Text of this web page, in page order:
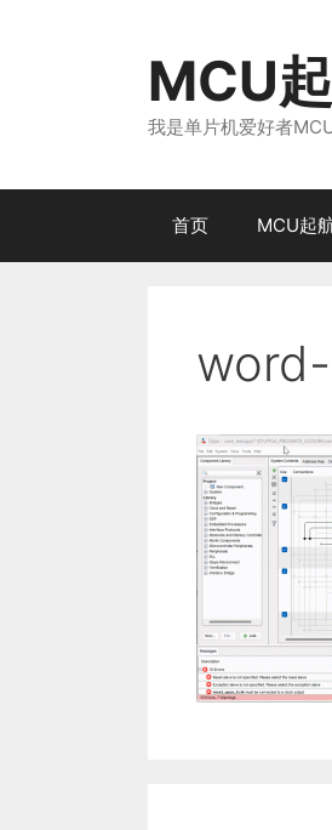
MCU
我是单片机爱好者
首页 MCU起